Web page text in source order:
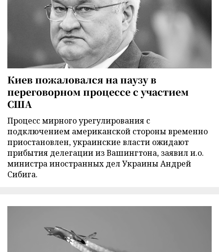
Киев пожаловался на паузу в
переговорном процессе с участием
США
Процесс мирного урегулирования с
подключением американской стороны временно
приостановлен, украинские власти ожидают
прибытия делегации из Вашингтона, заявил и.о.
министра иностранных дел Украины Андрей
Сибига.